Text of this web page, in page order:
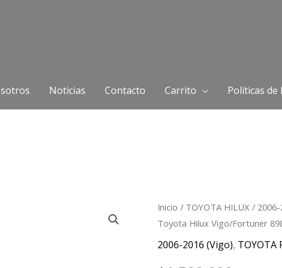
Noticias Contacto Carrito Políticas de
Inicio / TOYOTA HILUX /
Toyota Hilux Vigo/Fortuner
2006-2016 (Vigo), TOYOTA
Módulo
de
Turbo